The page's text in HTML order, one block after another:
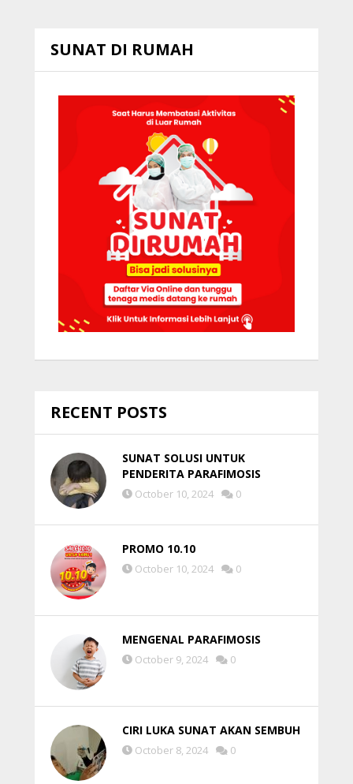
SUNAT DI RUMAH
RECENT POSTS
SUNAT SOLUSI UNTUK
PENDERITA PARAFIMOSIS
October 10, 2024 0
PROMO 10.10
October 10, 2024 0
MENGENAL PARAFIMOSIS
October 9, 2024 0
CIRI LUKA SUNAT AKAN SEMBUH
October 8, 2024 0